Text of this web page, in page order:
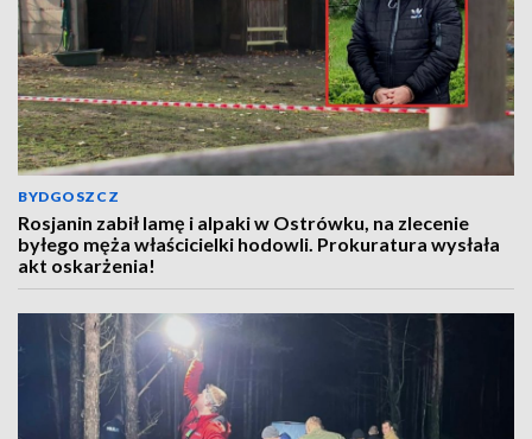
BYDGOSZCZ
Rosjanin zabił lamę i alpaki w Ostrówku, na zlecenie
byłego męża właścicielki hodowli. Prokuratura wysłała
akt oskarżenia!